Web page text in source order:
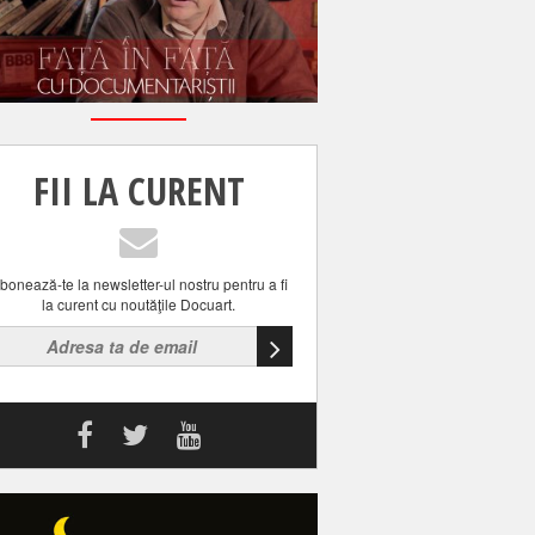
FII LA CURENT
te la newsletter-ul nostru pentru a fi
la curent cu noutăţile Docuart.